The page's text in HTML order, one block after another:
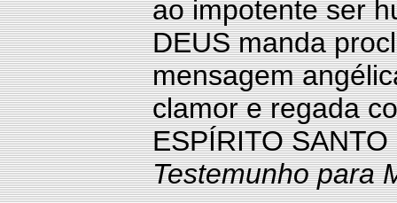
ao impotente ser
DEUS manda
mensagem
clamor e regada
ESPÍRITO
Testemunho para